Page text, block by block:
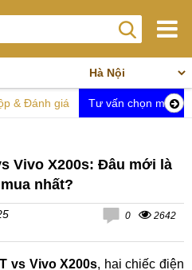
& Đánh giá Tư vấn chọn mua
Vivo X200s: Đâu mới là
nhất?
0 2642
vs Vivo X200s, hai chiếc điện